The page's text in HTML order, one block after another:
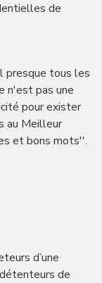
de
presque tous les
n'est pas une
pour exister
au Meilleur
et bons mots''.
d’une
de